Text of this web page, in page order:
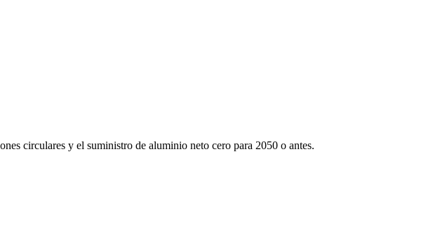
circulares y el suministro de aluminio neto cero para 2050 o antes.